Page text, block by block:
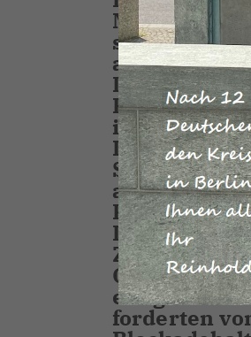
sowohl den
auch den
ihre
Landwirte
Sorgen,
an der
Kaiser-
Zulassung
einig in
forderten